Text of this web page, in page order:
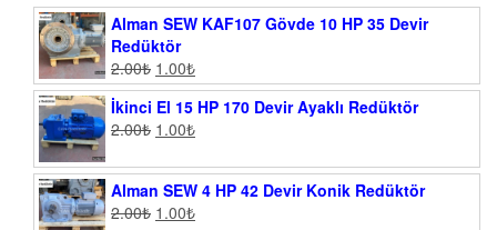
Alman SEW KAF107 Gövde 10 HP 35 Devir
Redüktör
2.00₺ 1.00₺
İkinci El 15 HP 170 Devir Ayaklı Redüktör
2.00₺ 1.00₺
Alman SEW 4 HP 42 Devir Konik Redüktör
2.00₺ 1.00₺